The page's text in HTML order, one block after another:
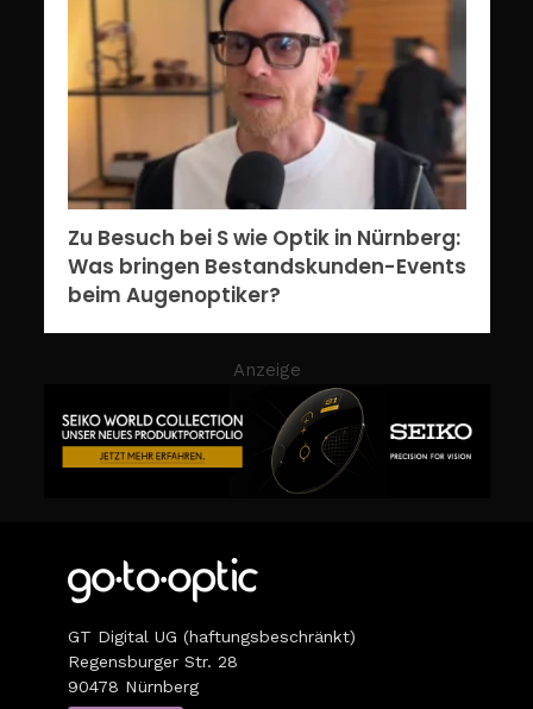
Zu Besuch bei S wie Optik in Nürnberg:
Was bringen Bestandskunden-Events
beim Augenoptiker?
Anzeige
GT Digital UG (haftungsbeschränkt)
Regensburger Str. 28
90478 Nürnberg